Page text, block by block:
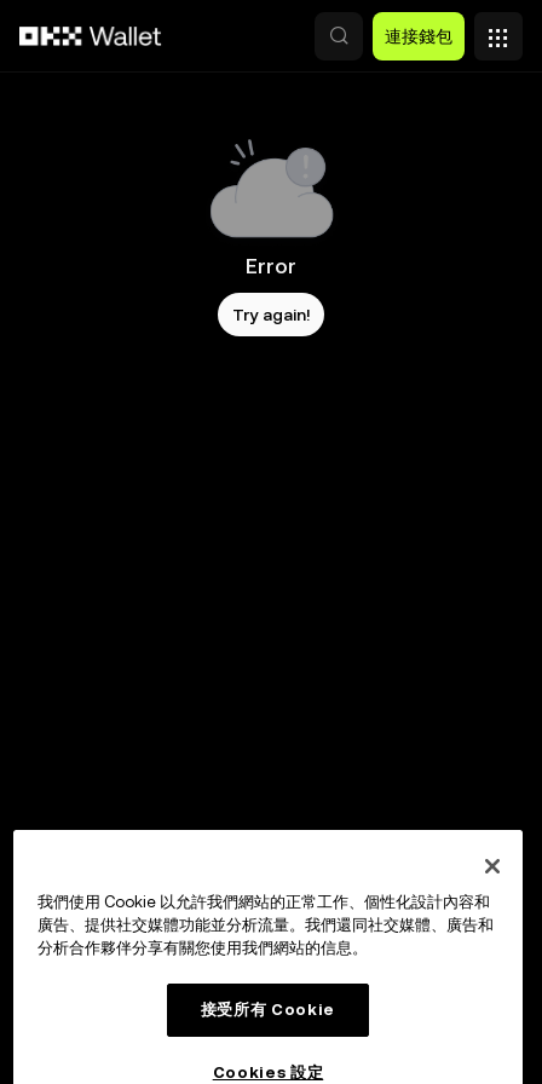
連接錢包
Error
Try again!
我們使用 Cookie 以允許我們網站的正常工作、個性化設計內容和
廣告、提供社交媒體功能並分析流量。我們還同社交媒體、廣告和
分析合作夥伴分享有關您使用我們網站的信息。
接受所有 Cookie
Cookies 設定